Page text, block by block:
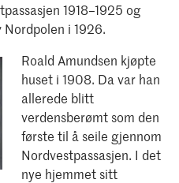
1918–1925 og
i 1926.
Roald Amundsen kjøpte
huset i 1908. Da var han
allerede blitt
verdensberømt som den
første til å seile gjennom
Nordvestpassasjen. I det
nye hjemmet sitt